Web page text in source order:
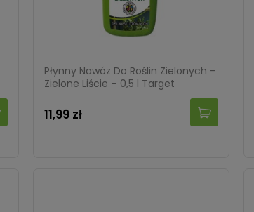
Płynny Nawóz Do Roślin Zielonych –
Zielone Liście – 0,5 l Target
11,99 zł